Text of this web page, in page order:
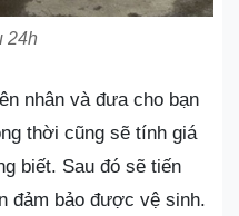
24h
nhân và đưa cho bạn
thời cũng sẽ tính giá
biết. Sau đó sẽ tiến
đảm bảo được vệ sinh.